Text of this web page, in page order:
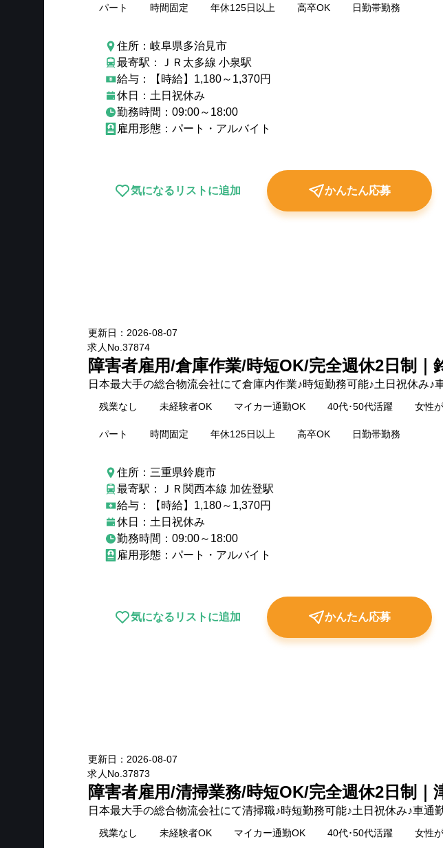
パート 時間固定 年休125日以上 高卒OK 日勤帯勤務
住所：岐阜県多治見市
最寄駅：ＪＲ太多線 小泉駅
給与：【時給】1,180～1,370円
休日：土日祝休み
勤務時間：09:00～18:00
雇用形態：パート・アルバイト
気になるリストに追加 かんたん応募
更新日： 2026-08-07
求人No. 37874
障害者雇用/倉庫作業/時短OK/完全週休2日制｜
日本最大手の総合物流会社にて倉庫内作業♪時短勤務可能♪土日祝休み♪
残業なし 未経験者OK マイカー通勤OK 40代･50代活躍 女性
パート 時間固定 年休125日以上 高卒OK 日勤帯勤務
住所：三重県鈴鹿市
最寄駅：ＪＲ関西本線 加佐登駅
給与：【時給】1,180～1,370円
休日：土日祝休み
勤務時間：09:00～18:00
雇用形態：パート・アルバイト
気になるリストに追加 かんたん応募
更新日： 2026-08-07
求人No. 37873
障害者雇用/清掃業務/時短OK/完全週休2日制｜
日本最大手の総合物流会社にて清掃職♪時短勤務可能♪土日祝休み♪車通
残業なし 未経験者OK マイカー通勤OK 40代･50代活躍 女性